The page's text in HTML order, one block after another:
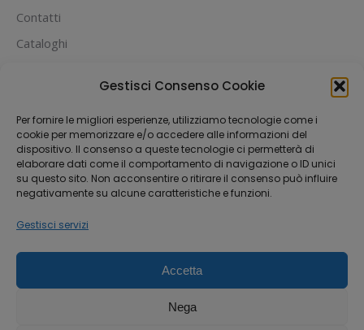
Gestisci Consenso Cookie
Per fornire le migliori esperienze, utilizziamo tecnologie come i
cookie per memorizzare e/o accedere alle informazioni del
dispositivo. Il consenso a queste tecnologie ci permetterà di
elaborare dati come il comportamento di navigazione o ID unici
su questo sito. Non acconsentire o ritirare il consenso può influire
negativamente su alcune caratteristiche e funzioni.
Gestisci servizi
Accetta
Nega
Contatti
Cataloghi
PUOI PAGARE CON:
Dream-Theme — trulypremium WordPress
themes
Michael House S.R.L.S